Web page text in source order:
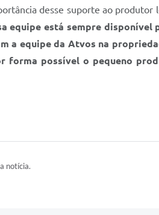
desse suporte ao produtor
equipe está sempre
a equipe da Atvos na
forma possível o pequeno
notícia.